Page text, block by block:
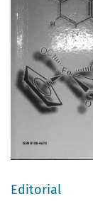
Editorial